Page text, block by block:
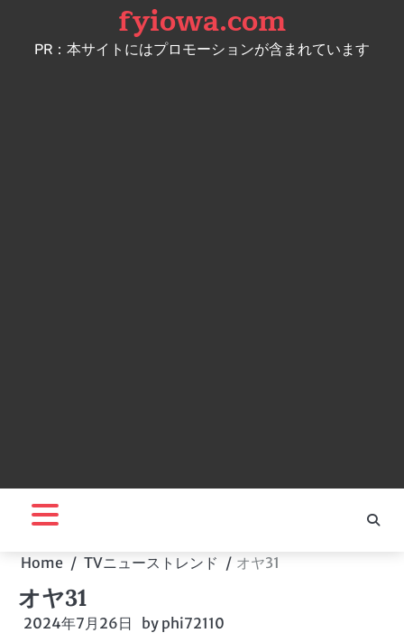
content
fyiowa.com
PR：本サイトにはプロモーションが含まれています
Home TVニューストレンド オヤ31
オヤ31
2024年7月26日 by phi72110